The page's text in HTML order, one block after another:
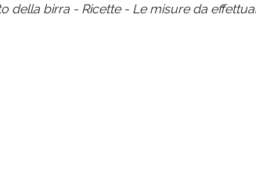
birra - Ricette - Le misure da